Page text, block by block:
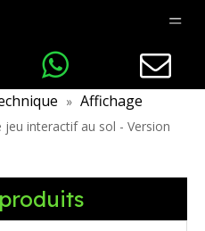
» Affichage
jeu interactif au sol - Version